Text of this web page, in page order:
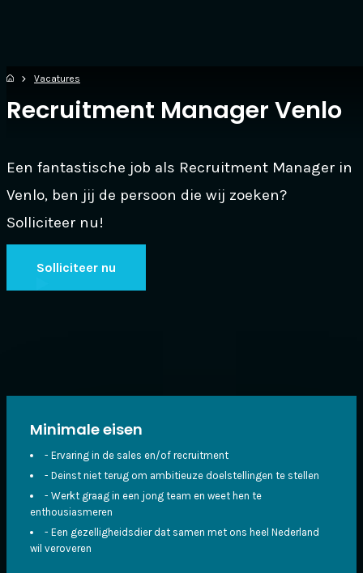
Vacatures
Recruitment Manager Venlo
Een fantastische job als Recruitment Manager in
Venlo, ben jij de persoon die wij zoeken?
Solliciteer nu!
Solliciteer nu
Minimale eisen
- Ervaring in de sales en/of recruitment
- Deinst niet terug om ambitieuze doelstellingen te stellen
- Werkt graag in een jong team en weet hen te
enthousiasmeren
- Een gezelligheidsdier dat samen met ons heel Nederland
wil veroveren